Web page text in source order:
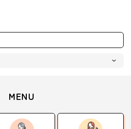
MENU